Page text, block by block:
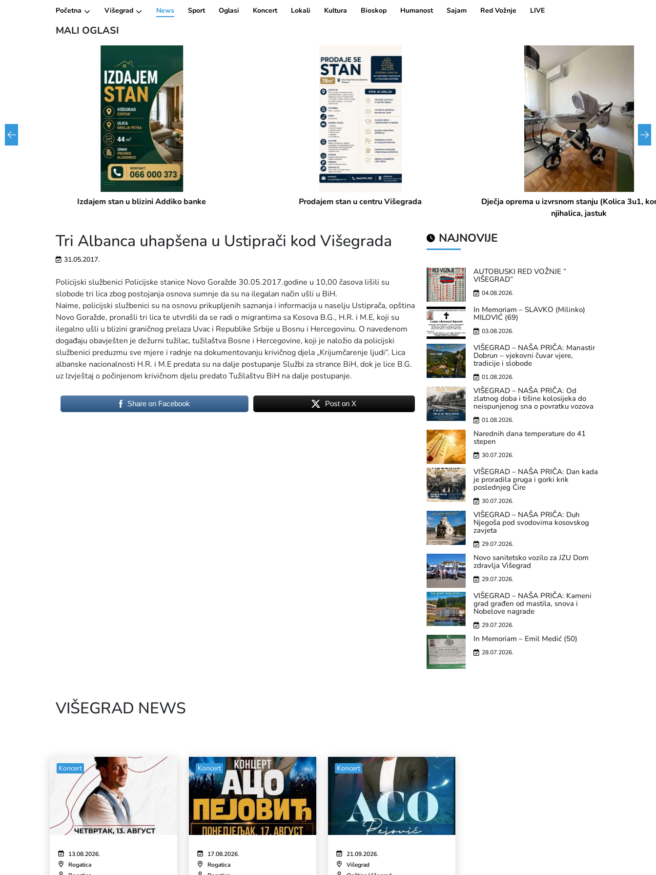
Početna Višegrad News Sport Oglasi Koncert Lokali Kultura Bioskop Humanost Sajam Red Vožnje LIVE
MALI OGLASI
Izdajem stan u blizini Addiko banke Prodajem stan u centru Višegrada
Dječja oprema u izvrsnom stanju (Kolica 3u1, komoda,
njihalica, jastuk
Tri Albanca uhapšena u Ustiprači kod Višegrada
31.05.2017.
Policijski službenici Policijske stanice Novo Goražde 30.05.2017.godine u 10,00 časova lišili su
slobode tri lica zbog postojanja osnova sumnje da su na ilegalan način ušli u BiH.
Naime, policijski službenici su na osnovu prikupljenih saznanja i informacija u naselju Ustiprača, opština
Novo Goražde, pronašli tri lica te utvrdili da se radi o migrantima sa Kosova B.G., H.R. i M.E, koji su
ilegalno ušli u blizini graničnog prelaza Uvac i Republike Srbije u Bosnu i Hercegovinu. O navedenom
događaju obavješten je dežurni tužilac, tužilaštva Bosne i Hercegovine, koji je naložio da policijski
službenici preduzmu sve mjere i radnje na dokumentovanju krivičnog djela „Krijumčarenje ljudi“. Lica
albanske nacionalnosti H.R. i M.E predata su na dalje postupanje Službi za strance BiH, dok je lice B.G.
uz Izvještaj o počinjenom krivičnom djelu predato Tužilaštvu BiH na dalje postupanje.
Share on Facebook Post on X
NAJNOVIJE
AUTOBUSKI RED VOŽNJE ”
VIŠEGRAD”
04.08.2026.
In Memoriam – SLAVKO (Milinko)
MILOVIĆ (69)
03.08.2026.
VIŠEGRAD – NAŠA PRIČA: Manastir
Dobrun – vjekovni čuvar vjere,
tradicije i slobode
01.08.2026.
VIŠEGRAD – NAŠA PRIČA: Od
zlatnog doba i tišine kolosijeka do
neispunjenog sna o povratku vozova
01.08.2026.
Narednih dana temperature do 41
stepen
30.07.2026.
VIŠEGRAD – NAŠA PRIČA: Dan kada
je proradila pruga i gorki krik
poslednjeg Ćire
30.07.2026.
VIŠEGRAD – NAŠA PRIČA: Duh
Njegoša pod svodovima kosovskog
zavjeta
29.07.2026.
Novo sanitetsko vozilo za JZU Dom
zdravlja Višegrad
29.07.2026.
VIŠEGRAD – NAŠA PRIČA: Kameni
grad građen od mastila, snova i
Nobelove nagrade
29.07.2026.
In Memoriam – Emil Medić (50)
28.07.2026.
VIŠEGRAD NEWS
Koncert
13.08.2026.
Rogatica
Koncert
17.08.2026.
Rogatica
Koncert
21.09.2026.
Višegrad